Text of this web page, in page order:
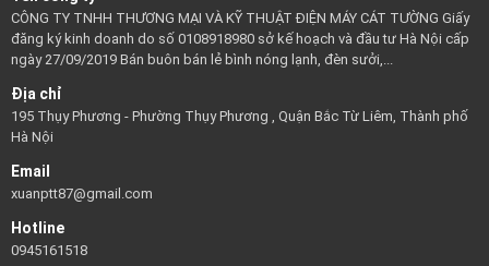
CÔNG TY TNHH THƯƠNG MẠI VÀ KỸ THUẬT ĐIỆN MÁY CÁT TƯỜNG Giấy
đăng ký kinh doanh do số 0108918980 sở kế hoạch và đầu tư Hà Nội cấp
ngày 27/09/2019 Bán buôn bán lẻ bình nóng lạnh, đèn sưởi,...
Địa chỉ
195 Thụy Phương - Phường Thụy Phương , Quận Bắc Từ Liêm, Thành phố
Hà Nội
Email
xuanptt87@gmail.com
Hotline
0945161518